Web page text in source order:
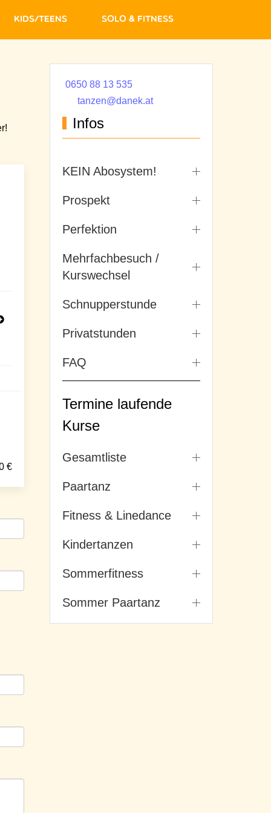
Kids/Teens Solo & Fitness
€
0650 88 13 535
tanzen@danek.at
Infos
KEIN Abosystem!
Prospekt
Perfektion
Mehrfachbesuch /
Kurswechsel
Schnupperstunde
Privatstunden
FAQ
Termine laufende
Kurse
Gesamtliste
Paartanz
Fitness & Linedance
Kindertanzen
Sommerfitness
Sommer Paartanz